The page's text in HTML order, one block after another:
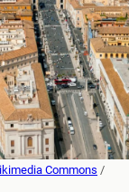
Commons /